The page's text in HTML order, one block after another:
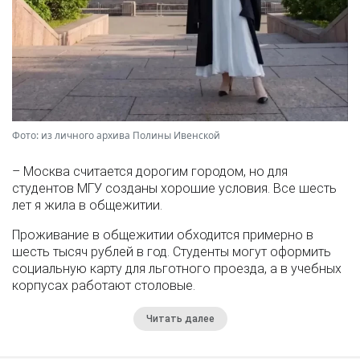
Фото: из личного архива Полины Ивенской
– Москва считается дорогим городом, но для
студентов МГУ созданы хорошие условия. Все шесть
лет я жила в общежитии.
Проживание в общежитии обходится примерно в
шесть тысяч рублей в год. Студенты могут оформить
социальную карту для льготного проезда, а в учебных
корпусах работают столовые.
Читать далее